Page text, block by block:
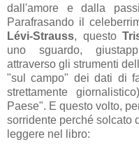
dall'amore e dalla
Parafrasando il
Lévi-Strauss, questo
uno sguardo,
attraverso gli strumenti
"sul campo" dei dati di
strettamente
Paese". E questo volto,
sorridente perché solcato
leggere nel libro: